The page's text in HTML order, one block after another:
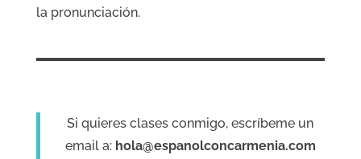
la pronunciación.
Si quieres clases conmigo, escríbeme un
email a: hola@espanolconcarmenia.com